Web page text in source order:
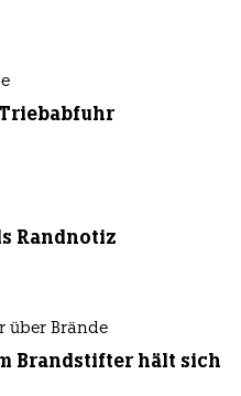
Randnotiz
über Brände
Brandstifter hält sich